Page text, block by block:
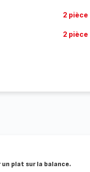
2 pièce
2 pièce
un plat sur la balance.